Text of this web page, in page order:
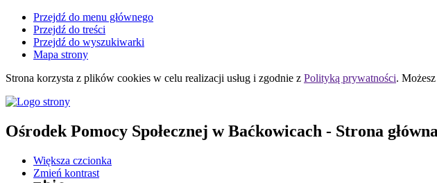
Przejdź do menu głównego
Przejdź do treści
Przejdź do wyszukiwarki
Mapa strony
Strona korzysta z plików cookies w celu realizacji usług i zgodnie z Polityką prywatności.
Ośrodek Pomocy Społecznej w Baćkowicach - Strona główna
Większa czcionka
Zmień kontrast